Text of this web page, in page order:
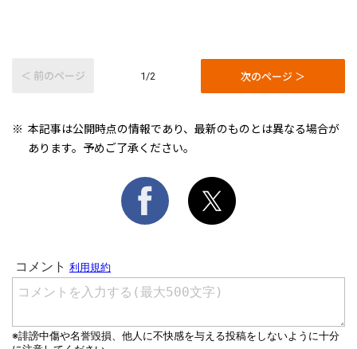
＜ 前のページ 1/2 次のページ ＞
本記事は公開時点の情報であり、最新のものとは異なる場合が
あります。予めご了承ください。